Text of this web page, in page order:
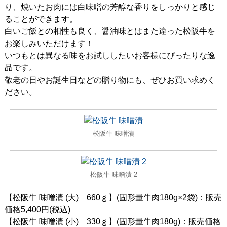
り、焼いたお肉には白味噌の芳醇な香りをしっかりと感じ
ることができます。
白いご飯との相性も良く、醤油味とはまた違った松阪牛を
お楽しみいただけます！
いつもとは異なる味をお試ししたいお客様にぴったりな逸
品です。
敬老の日やお誕生日などの贈り物にも、ぜひお買い求めく
ださい。
松阪牛 味噌漬
松阪牛 味噌漬 2
【松阪牛 味噌漬 (大) 660ｇ】(固形量牛肉180g×2袋)：販売
価格5,400円(税込)
【松阪牛 味噌漬 (小) 330ｇ】(固形量牛肉180g)：販売価格